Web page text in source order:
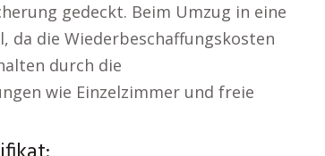
gedeckt. Beim Umzug in eine
da die Wiederbeschaffungskosten
durch die
wie Einzelzimmer und freie